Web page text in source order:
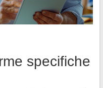
specifiche